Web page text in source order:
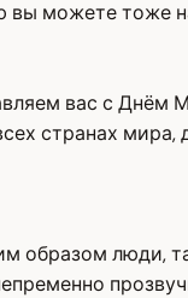
можете тоже
вас с Днём
странах
образом люди,